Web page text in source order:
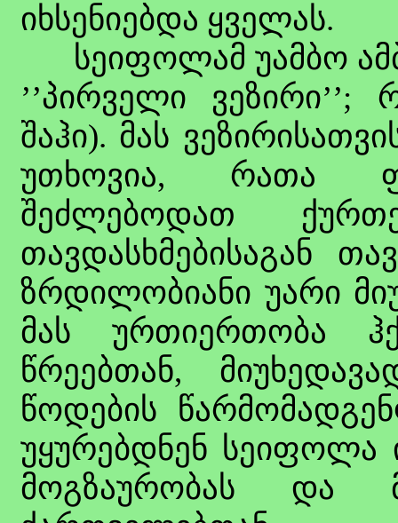
იხსენიებდა ყველას.
სეიფოლამ უამბო
’’პირველი ვეზირი’’;
შაჰი). მას
უთხოვია, რათა
შეძლებოდათ
თავდასხმებისაგან
ზრდილობიანი უარი
მას ურთიერთობა
წრეებთან,
წოდების
უყურებდნენ სეიფოლა
მოგზაურობას და